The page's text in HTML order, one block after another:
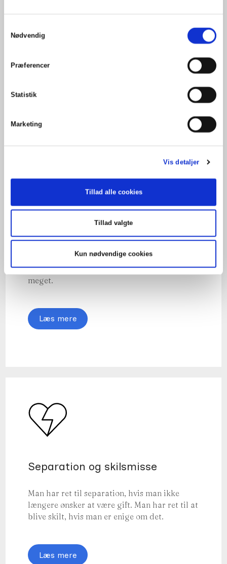
Nødvendig
Præferencer
Statistik
Marketing
Vis detaljer
Tillad alle cookies
Tillad valgte
Kun nødvendige cookies
mediator er broen mellem to stridende
Arv og testamente
Hvem arver mig? Med et testamente kan du
ændre på, hvem der skal arve dig, og hvor
meget.
Læs mere
Separation og skilsmisse
Man har ret til separation, hvis man ikke
længere ønsker at være gift. Man har ret til at
blive skilt, hvis man er enige om det.
Læs mere